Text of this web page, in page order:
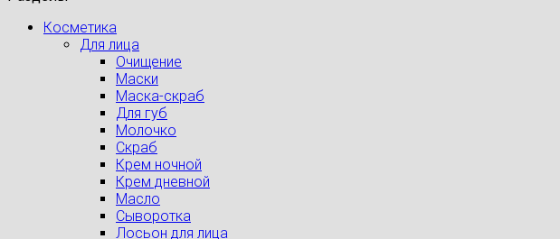
Косметика
Для лица
Очищение
Маски
Маска-скраб
Для губ
Молочко
Скраб
Крем ночной
Крем дневной
Масло
Сыворотка
Лосьон для лица